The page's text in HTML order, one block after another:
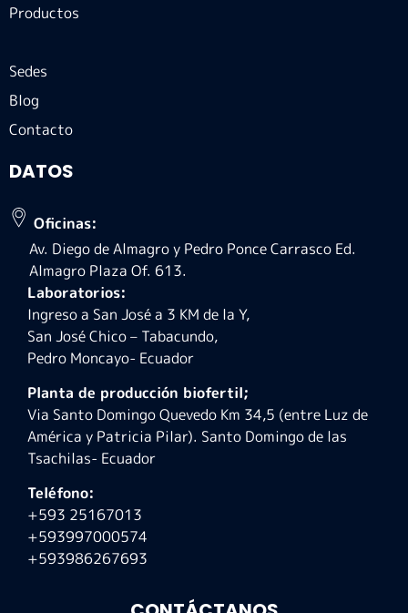
Productos
Sedes
Blog
Contacto
DATOS
Oficinas:
Av. Diego de Almagro y Pedro Ponce Carrasco Ed.
Almagro Plaza Of. 613.
Laboratorios:
Ingreso a San José a 3 KM de la Y,
San José Chico – Tabacundo,
Pedro Moncayo- Ecuador
Planta de producción biofertil;
Via Santo Domingo Quevedo Km 34,5 (entre Luz de
América y Patricia Pilar). Santo Domingo de las
Tsachilas- Ecuador
Teléfono:
+593 25167013
+593997000574
+593986267693